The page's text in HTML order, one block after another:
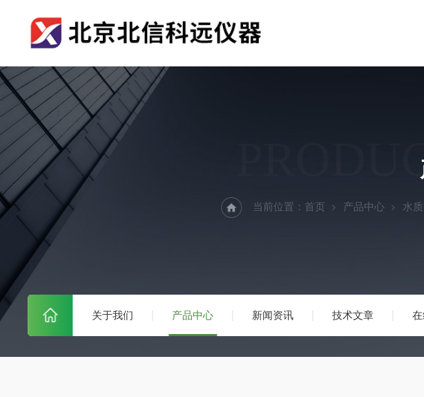
关于我们 产品中心 新闻资讯 技术文章
当前位置： 首页 产品中心 水